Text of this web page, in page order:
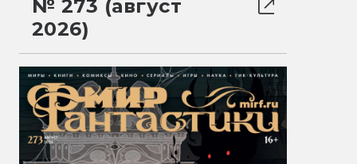
№ 273 (август
2026)